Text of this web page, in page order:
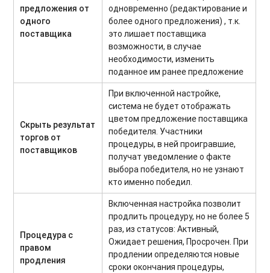
предложения от
одного
поставщика
одновременно (редактирование и
более одного предложения) , т.к.
это лишает поставщика
возможности, в случае
необходимости, изменить
поданное им ранее предложение
Скрыть результат
торгов от
поставщиков
При включенной настройке,
система не будет отображать
цветом предложение поставщика
победителя. Участники
процедуры, в ней проигравшие,
получат уведомление о факте
выбора победителя, но не узнают
кто именно победил.
Процедура с
правом
продления
Включенная настройка позволит
продлить процедуру, но не более 5
раз, из статусов: Активный,
Ожидает решения, Просрочен. При
продлении определяются новые
сроки окончания процедуры,